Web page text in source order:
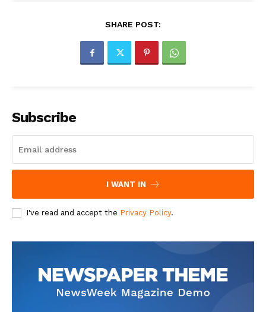
SHARE POST:
Subscribe
I WANT IN
I've read and accept the Privacy Policy.